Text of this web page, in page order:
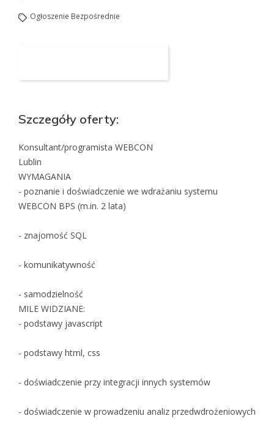
Ogłoszenie Bezpośrednie
Szczegóły oferty:
Konsultant/programista WEBCON
Lublin
WYMAGANIA
- poznanie i doświadczenie we wdrażaniu systemu
WEBCON BPS (m.in. 2 lata)
- znajomość SQL
- komunikatywność
- samodzielność
MILE WIDZIANE:
- podstawy javascript
- podstawy html, css
- doświadczenie przy integracji innych systemów
- doświadczenie w prowadzeniu analiz przedwdrożeniowych